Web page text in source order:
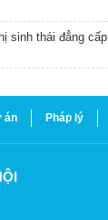
sinh thái đẳng cấp
án Pháp lý